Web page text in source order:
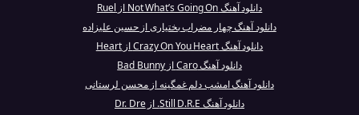
دانلود آهنگ Not What’s Going On از Ruel
دانلود آهنگ چهار مضراب بختیاری از حسین علیزاده
دانلود آهنگ Crazy On You Heart از Heart
دانلود آهنگ Caro از Bad Bunny
دانلود آهنگ امشب دلم غمگینه از محسن لرستانی
دانلود آهنگ Still D.R.E. از Dr. Dre